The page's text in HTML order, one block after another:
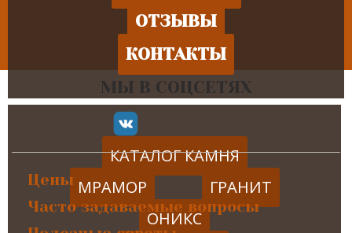
ОТЗЫВЫ
КОНТАКТЫ
КАТАЛОГ КАМНЯ
МРАМОР
ГРАНИТ
ОНИКС
МЫ В СОЦСЕТЯХ
Цены
Часто задаваемые вопросы